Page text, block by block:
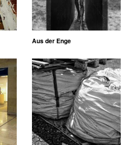
Aus der Enge